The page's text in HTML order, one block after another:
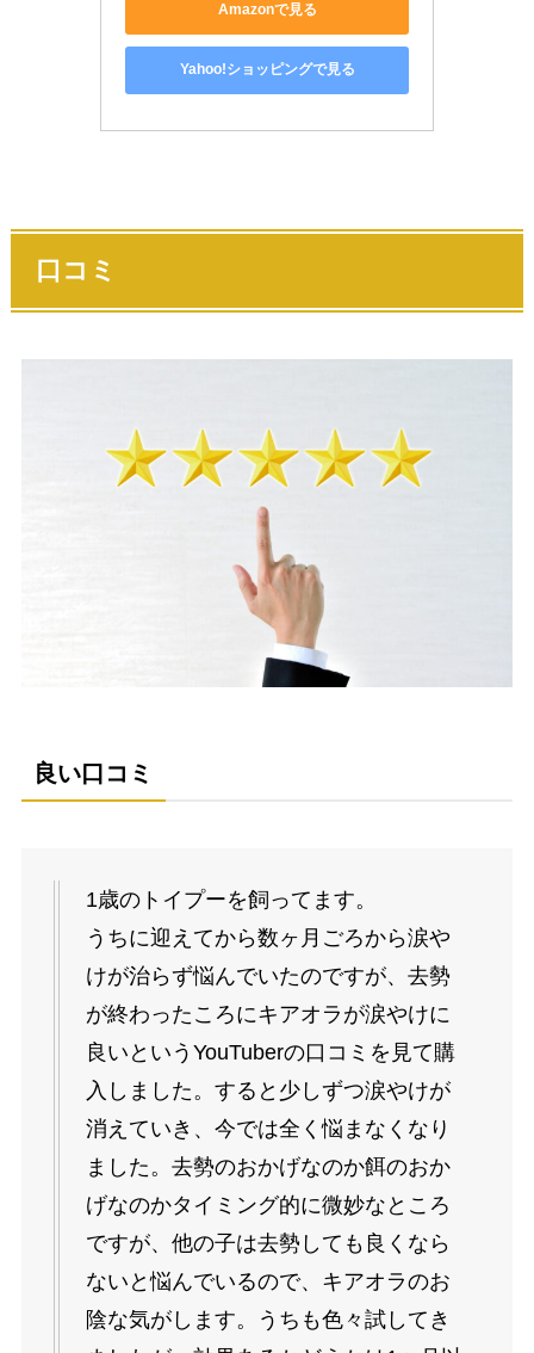
Amazonで見る
Yahoo!ショッピングで見る
口コミ
良い口コミ
1歳のトイプーを飼ってます。
うちに迎えてから数ヶ月ごろから涙や
けが治らず悩んでいたのですが、去勢
が終わったころにキアオラが涙やけに
良いというYouTuberの口コミを見て購
入しました。すると少しずつ涙やけが
消えていき、今では全く悩まなくなり
ました。去勢のおかげなのか餌のおか
げなのかタイミング的に微妙なところ
ですが、他の子は去勢しても良くなら
ないと悩んでいるので、キアオラのお
陰な気がします。うちも色々試してき